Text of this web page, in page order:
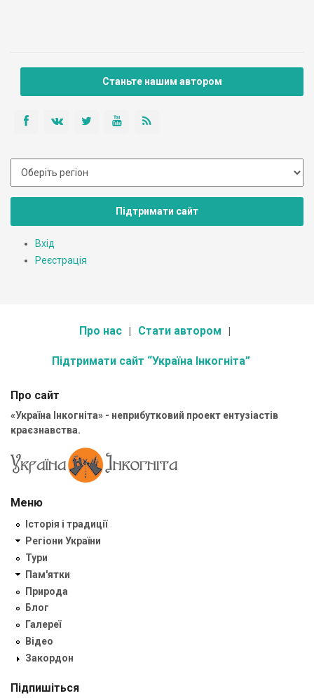
Станьте нашим автором
Підтримати сайт
Вхід
Реєстрація
Про нас Стати автором
Підтримати сайт “Україна Інкогніта”
Про сайт
«Україна Інкогніта» - неприбутковий проект ентузіастів
краєзнавства.
Меню
Історія і традиції
Регіони України
Тури
Пам'ятки
Природа
Блог
Галереї
Відео
Закордон
Підпишіться